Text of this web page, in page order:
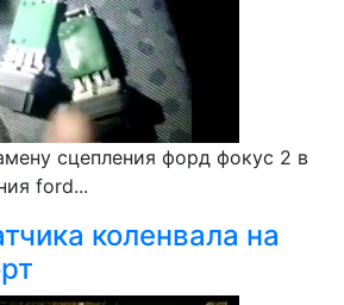
сцепления форд фокус 2 в
ford...
коленвала на